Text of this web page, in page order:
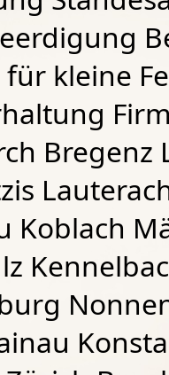
kleine
Bregenz
Koblach